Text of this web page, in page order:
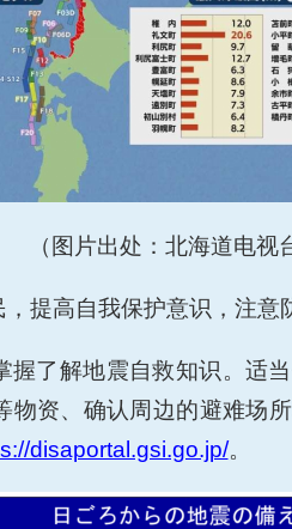
（图片出处：北海道电视
提高自我保护意识，注意
了解地震自救知识。 适
物资、确认周边的避难场
disaportal.gsi.go.jp/。